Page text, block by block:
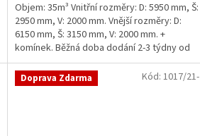
Objem: 35m³ Vnitřní rozměry: D: 5950 mm, Š:
2950 mm, V: 2000 mm. Vnější rozměry: D:
6150 mm, Š: 3150 mm, V: 2000 mm. +
komínek. Běžná doba dodání 2-3 týdny od
objednávky....
Doprava Zdarma Kód: 1017/21-